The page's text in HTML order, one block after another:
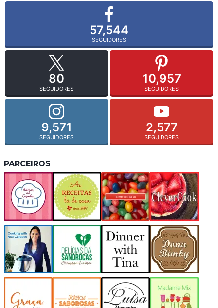
57,544
SEGUIDORES
80
SEGUIDORES
10,957
SEGUIDORES
9,571
SEGUIDORES
2,577
SEGUIDORES
PARCEIROS